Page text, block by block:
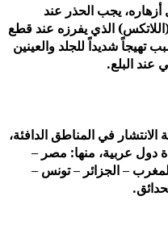
يجب الحذر عند
الذي يفرزه عند قطع
تهيجاً شديداً للجلد والعينين
البلع.
الانتشار في المناطق الدافئة،
دول عربية، منها: مصر –
– الجزائر – تونس –